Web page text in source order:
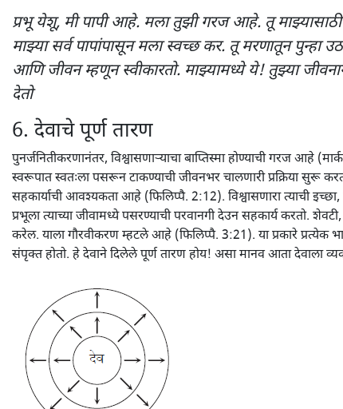
प्रभू येशू, मी पापी आहे. मला तुझी गरज आहे. तू
माझ्या सर्व पापांपासून मला स्वच्छ कर. तू मरणातून पुन्हा
आणि जीवन म्हणून स्वीकारतो. माझ्यामध्ये ये! तुझ्या
देतो
6. देवाचे पूर्ण तारण
पुनर्जनितीकरणानंतर, विश्वासणाऱ्याचा बाप्तिस्मा होण्याची गरज आहे
स्वरूपात स्वतःला पसरून टाकण्याची जीवनभर चालणारी प्रक्रिया सुरू
सहकार्याची आवश्यकता आहे (फिलिप्पै. 2:12). विश्वासणारा त्याची इच्छा,
प्रभूला त्याच्या जीवामध्ये पसरण्याची परवानगी देउन सहकार्य करतो.
करेल. याला गौरवीकरण म्हटले आहे (फिलिप्पै. 3:21). या प्रकारे प्रत्येक
संपृक्त होतो. हे देवाने दिलेले पूर्ण तारण होय! असा मानव आता देवाला